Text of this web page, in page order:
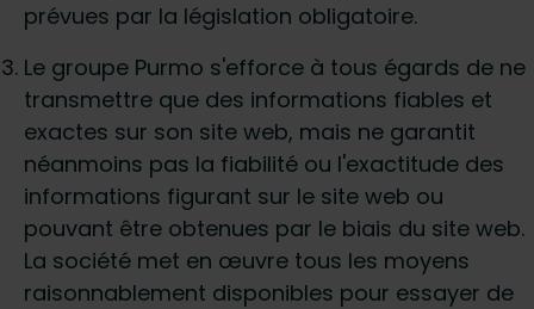
prévues par la législation obligatoire.
Le groupe Purmo s'efforce à tous égards de ne
transmettre que des informations fiables et
exactes sur son site web, mais ne garantit
néanmoins pas la fiabilité ou l'exactitude des
informations figurant sur le site web ou
pouvant être obtenues par le biais du site web.
La société met en œuvre tous les moyens
raisonnablement disponibles pour essayer de